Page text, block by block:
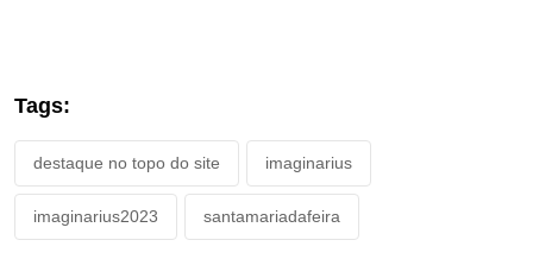
Tags:
destaque no topo do site imaginarius
imaginarius2023 santamariadafeira